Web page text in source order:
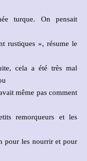
turque. On pensait
rustiques », résume le
cela a été très mal
même pas comment
remorqueurs et les
pour les nourrir et pour